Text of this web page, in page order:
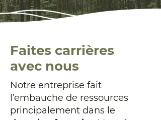
Faites carrières
avec nous
Notre entreprise fait
l’embauche de ressources
principalement dans le